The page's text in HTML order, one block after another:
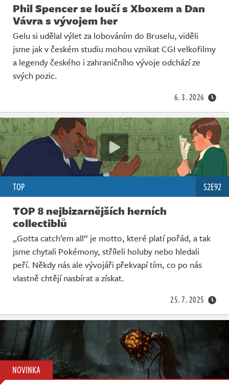
Phil Spencer se loučí s Xboxem a Dan
Vávra s vývojem her
Gelu si udělal výlet za lobováním do Bruselu, viděli
jsme jak v českém studiu mohou vznikat CGI velkofilmy
a legendy českého i zahraničního vývoje odchází ze
svých pozic.
6. 3. 2026
TOP S2E92
TOP 8 nejbizarnějších herních
collectiblů
„Gotta catch’em all“ je motto, které platí pořád, a tak
jsme chytali Pokémony, stříleli holuby nebo hledali
peří. Někdy nás ale vývojáři překvapí tím, co po nás
vlastně chtějí nasbírat a získat.
25. 7. 2025
NOVINKA